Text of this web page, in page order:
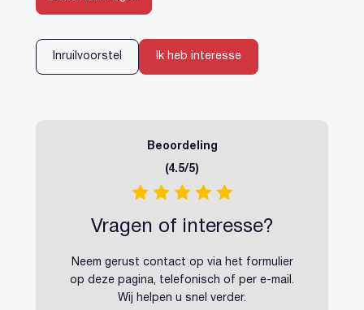
Inloggen Account aanmaken
Inruilvoorstel Ik heb interesse
Beoordeling
(4.5/5)
Vragen of interesse?
Neem gerust contact op via het formulier
op deze pagina, telefonisch of per e-mail.
Wij helpen u snel verder.